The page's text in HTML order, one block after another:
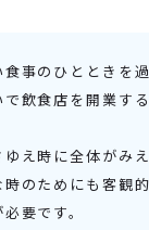
食事のひとときを
飲食店を開業す
え時に全体がみ
のためにも客観
要です。